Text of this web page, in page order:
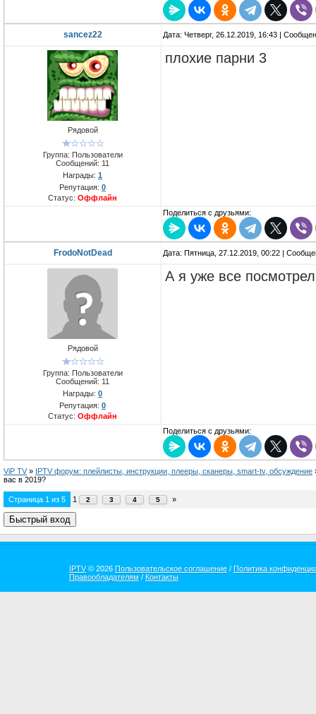
sancez22 Дата: Четверг, 26.12.2019, 16:43 |
Рядовой
Группа: Пользователи
Сообщений: 11
Награды: 1
Репутация: 0
Статус: Оффлайн
плохие парни 3
Поделиться с друзьями:
FrodoNotDead Дата: Пятница, 27.12.2019, 00:22 |
Рядовой
Группа: Пользователи
Сообщений: 11
Награды: 0
Репутация: 0
Статус: Оффлайн
А я уже все
Поделиться с друзьями:
ViP TV » IPTV форум: плейлисты, инструкции, плееры, сканеры, smart-tv, обсуждение
вас в 2019?
Страница 1 из 5 1 2 3 4 5 »
IPTV© 2026 Пользовательское соглашение / Политика
Правообладателям / Контакты